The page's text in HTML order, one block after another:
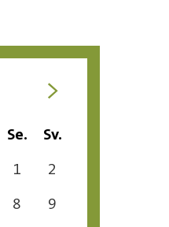
>
Se.
Sv.
1
2
8
9